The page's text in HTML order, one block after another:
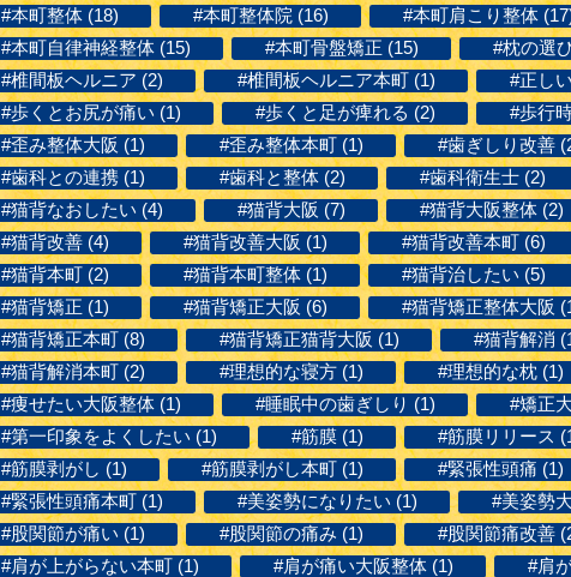
#本町整体 (18)
#本町整体院 (16) #本町肩こり整体
#本町自律神経整体 (15)
#本町骨盤矯正 (15) #枕の選
#椎間板ヘルニア (2)
#椎間板ヘルニア本町 (1)
#正し
#歩くとお尻が痛い (1)
#歩くと足が痺れる (2) #歩行
#歪み整体大阪 (1)
#歪み整体本町 (1) #歯ぎしり改善
#歯科との連携 (1)
#歯科と整体 (2) #歯科衛生士 (2)
#猫背なおしたい (4)
#猫背大阪 (7) #猫背大阪整体 (2)
#猫背改善 (4)
#猫背改善大阪 (1) #猫背改善本町 (6)
#猫背本町 (2)
#猫背本町整体 (1) #猫背治したい (5)
#猫背矯正 (1)
#猫背矯正大阪 (6) #猫背矯正整体大阪
#猫背矯正本町 (8)
#猫背矯正猫背大阪 (1) #猫背解消
#猫背解消本町 (2)
#理想的な寝方 (1) #理想的な枕 (1)
#痩せたい大阪整体 (1)
#睡眠中の歯ぎしり (1)
#矯正
#第一印象をよくしたい (1)
#筋膜 (1) #筋膜リリース
#筋膜剥がし (1)
#筋膜剥がし本町 (1) #緊張性頭痛 (1)
#緊張性頭痛本町 (1)
#美姿勢になりたい (1) #美姿勢
#股関節が痛い (1)
#股関節の痛み (1) #股関節痛改善
#肩が上がらない本町 (1)
#肩が痛い大阪整体 (1) #肩